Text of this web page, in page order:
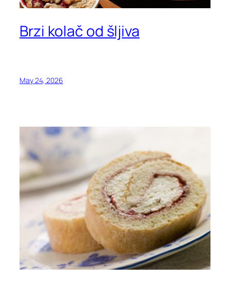
Brzi kolač od šljiva
May 24, 2026